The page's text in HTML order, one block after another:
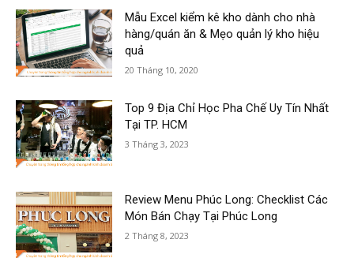
Mẫu Excel kiểm kê kho dành cho nhà
hàng/quán ăn & Mẹo quản lý kho hiệu
quả
20 Tháng 10, 2020
Top 9 Địa Chỉ Học Pha Chế Uy Tín Nhất
Tại TP. HCM
3 Tháng 3, 2023
Review Menu Phúc Long: Checklist Các
Món Bán Chạy Tại Phúc Long
2 Tháng 8, 2023